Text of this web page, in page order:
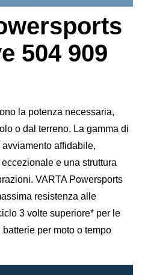
504 909
la potenza necessaria,
o dal terreno. La gamma di
affidabile,
e una struttura
VARTA Powersports
resistenza alle
3 volte superiore* per le
per moto o tempo